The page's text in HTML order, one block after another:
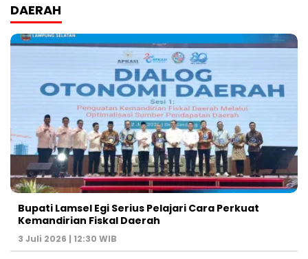
DAERAH
Bupati Lamsel Egi Serius Pelajari Cara Perkuat
Kemandirian Fiskal Daerah
3 Juli 2026 | 12:30 WIB